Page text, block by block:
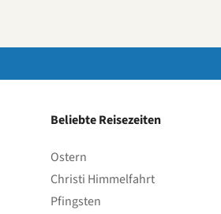
Beliebte Reisezeiten
Ostern
Christi Himmelfahrt
Pfingsten